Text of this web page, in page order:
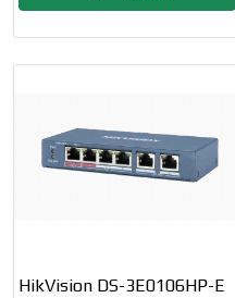
HikVision DS-3E0106HP-E